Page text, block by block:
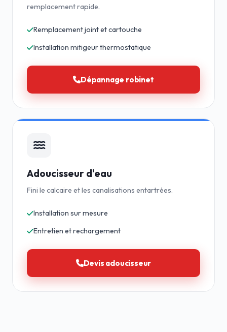
remplacement rapide.
Remplacement joint et cartouche
Installation mitigeur thermostatique
Dépannage robinet
Adoucisseur d'eau
Fini le calcaire et les canalisations entartrées.
Installation sur mesure
Entretien et rechargement
Devis adoucisseur